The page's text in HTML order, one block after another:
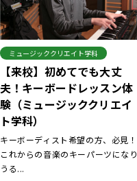
ミュージッククリエイト学科
【来校】初めてでも大丈
夫！キーボードレッスン体
験（ミュージッククリエイ
ト学科）
キーボーディスト希望の方、必見！
これからの音楽のキーパーツになり
うる...